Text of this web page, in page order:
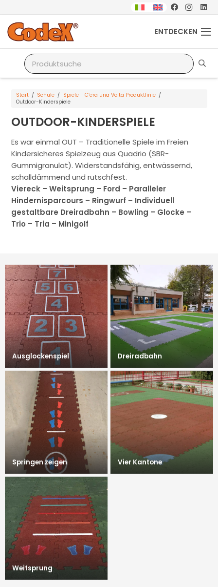
ENTDECKEN
Start / Schule / Spiele - C’era una Volta Produktlinie /
Outdoor-Kinderspiele
OUTDOOR-KINDERSPIELE
Es war einmal OUT – Traditionelle Spiele im Freien
Kindersicheres Spielzeug aus Quadrio (SBR-
Gummigranulat). Widerstandsfähig, entwässernd,
schalldämmend und rutschfest.
Viereck – Weitsprung – Ford – Paralleler
Hindernisparcours – Ringwurf – Individuell
gestaltbare Dreiradbahn – Bowling – Glocke –
Trio – Tria – Minigolf
Ausglockenspiel Dreiradbahn
Springen zeigen Vier Kantone
Weitsprung